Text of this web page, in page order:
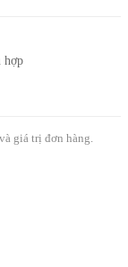
hợp
giá trị đơn hàng.